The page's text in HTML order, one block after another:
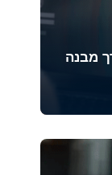
מבנה